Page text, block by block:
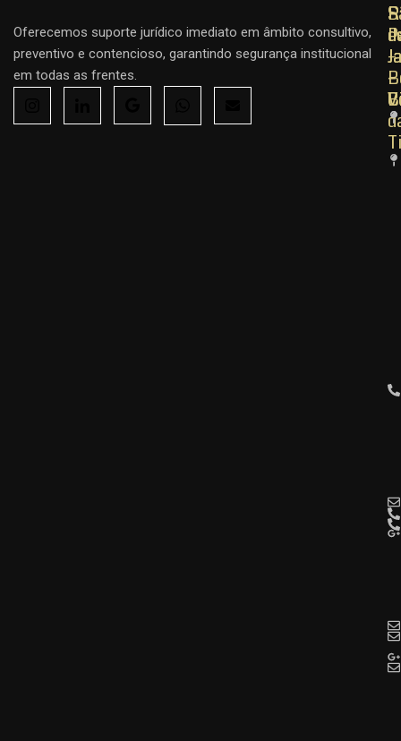
Oferecemos suporte jurídico imediato em âmbito consultivo,
preventivo e contencioso, garantindo segurança institucional
em todas as frentes.
–
–
–